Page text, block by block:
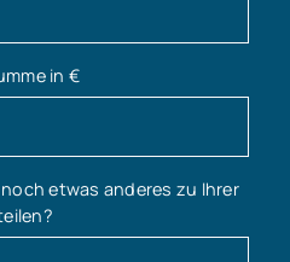
in €
etwas anderes zu Ihrer